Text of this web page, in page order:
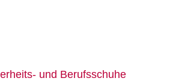
und Berufsschuhe